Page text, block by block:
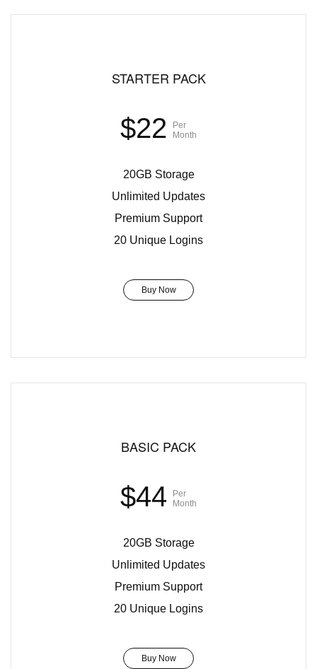
STARTER PACK
$22
Per
Month
20GB Storage
Unlimited Updates
Premium Support
20 Unique Logins
Buy Now
BASIC PACK
$44
Per
Month
20GB Storage
Unlimited Updates
Premium Support
20 Unique Logins
Buy Now